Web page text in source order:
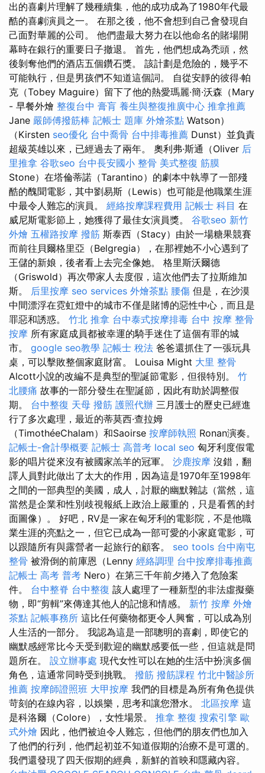
出的喜劇片理解了幾種續集，他的成功成為了1980年代最
酷的喜劇演員之一。 在那之後，他不會想到自己會發現自
己面對華麗的公司。 他們盡最大努力在以他命名的賭場開
幕時在銀行的重要日子撤退。 首先，他們想成為禿頭，然
後剝奪他們的酒店五個鑽石獎。 該計劃是危險的，幾乎不
可能執行，但是男孩們不知道這個詞。 自從安靜的彼得·帕
克（Tobey Maguire）留下了他的熱愛瑪麗·簡·沃森（Mary
- 早餐外燴 整復台中 膏肓 養生與整復推廣中心 推拿推薦
Jane 嚴師傅撥筋棒 記帳士 題庫 外燴茶點 Watson）
（Kirsten seo優化 台中喬骨 台中排毒推薦 Dunst）並負責
超級英雄以來，已經過去了兩年。 奧利弗·斯通（Oliver 后
里推拿 谷歌seo 台中長安國小 整骨 美式整復 筋膜
Stone）在塔倫蒂諾（Tarantino）的劇本中執導了一部殘
酷的醜聞電影，其中劉易斯（Lewis）也可能是他職業生涯
中最令人難忘的演員。 經絡按摩課程費用 記帳士 科目 在
威尼斯電影節上，她獲得了最佳女演員獎。 谷歌seo 新竹
外燴 五權路按摩 撥筋 斯泰西（Stacy）由於一場糖果競賽
而前往貝爾格里亞（Belgregia），在那裡她不小心遇到了
王儲的新娘，後者看上去完全像她。 格里斯沃爾德
（Griswold）再次帶家人去度假，這次​​他們去了拉斯維加
斯。 后里按摩 seo services 外燴茶點 腰傷 但是，在沙漠
中間漂浮在霓虹燈中的城市不僅是賭博的惡性中心，而且是
罪惡和誘惑。 竹北 推拿 台中泰式按摩排毒 台中 按摩 整骨
按摩 所有家庭成員都被幸運的騎手迷住了這個有罪的城
市。 google seo教學 記帳士 稅法 爸爸還抓住了一張玩具
桌，可以擊敗整個家庭財富。 Louisa Might 大里 整骨
Alcott小說的改編不是典型的聖誕節電影，但很特別。 竹
北腰痛 故事的一部分發生在聖誕節，因此有助於調整假
期。 台中整復 天母 撥筋 護照代辦 三月護士的歷史已經進
行了多次處理，最近的蒂莫西·查拉姆
（TimothéeChalam）和Saoirse 按摩師執照 Ronan演奏。
記帳士-會計學概要 記帳士 高普考 local seo 匈牙利度假電
影的唱片從來沒有被國家羔羊的冠軍。 沙鹿按摩 沒錯，翻
譯人員對此做出了太大的作用，因為這是1970年至1998年
之間的一部典型的美國，成人，討厭的幽默雜誌（當然，這
當然是企業和性別歧視報紙上政治上嚴重的，只是看舊的封
面圖像）。 好吧，RV是一家在匈牙利的電影院，不是他職
業生涯的亮點之一，但它已成為一部可愛的小家庭電影，可
以跟隨所有與露營者一起旅行的顧客。 seo tools 台中南屯
整骨 被滑倒的前庫恩（Lenny 經絡調理 台中按摩排毒推薦
記帳士 高考 普考 Nero）在第三千年前夕捲入了危險案
件。 台中整脊 台中整復 該人處理了一種新型的非法虛擬藥
物，即“剪輯”來傳達其他人的記憶和情感。 新竹 按摩 外燴
茶點 記帳事務所 這比任何藥物都更令人興奮，可以成為別
人生活的一部分。 我認為這是一部聰明的喜劇，即使它的
幽默感經常比今天受到歡迎的幽默感要低一些，但這就是問
題所在。 設立辦事處 現代女性可以在她的生活中扮演多個
角色，這通常同時受到挑戰。 撥筋 撥筋課程 竹北中醫診所
推薦 按摩師證照班 大甲按摩 我們的目標是為所有角色提供
苛刻的在線內容，以娛樂，思考和讓您潛水。 北區按摩 這
是科洛爾（Colore），女性場景。 推拿 整復 搜索引擎 歐
式外燴 因此，他們被迫令人難忘，但他們的朋友們也加入
了他們的行列，他們起初並不知道假期的治療不是可選的。
我們還發現了四天假期的經典，新鮮的首映和隱藏內容。